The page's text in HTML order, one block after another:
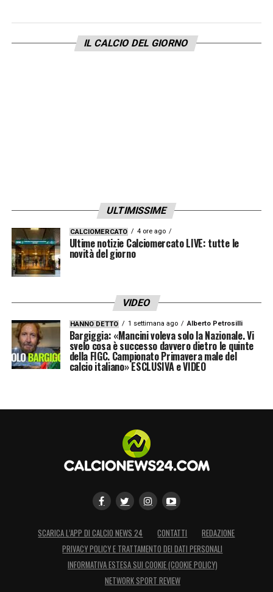
nota riportata dall’agenziaReuters.
IL CALCIO DEL GIORNO
ULTIMISSIME
CALCIOMERCATO 4 ore ago
Ultime notizie Calciomercato LIVE: tutte le
novità del giorno
VIDEO
HANNO DETTO 1 settimana ago Alberto Petrosilli
Bargiggia: «Mancini voleva solo la Nazionale. Vi
svelo cosa è successo davvero dietro le quinte
della FIGC. Campionato Primavera male del
calcio italiano» ESCLUSIVA e VIDEO
SCARICA L’APP DI CALCIO NEWS 24 CONTATTI
REDAZIONE
PRIVACY POLICY E TRATTAMENTO DEI DATI PERSONALI
INFORMATIVA ESTESA SUI COOKIE (COOKIE POLICY)
NETWORK SPORT REVIEW